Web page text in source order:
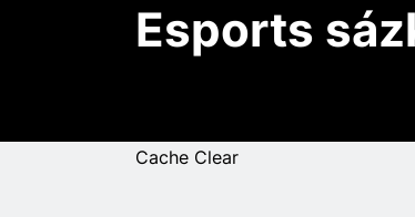
Esports
Cache Clear